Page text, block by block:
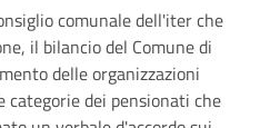
comunale dell'iter che
il bilancio del Comune di
delle organizzazioni
categorie dei pensionati che